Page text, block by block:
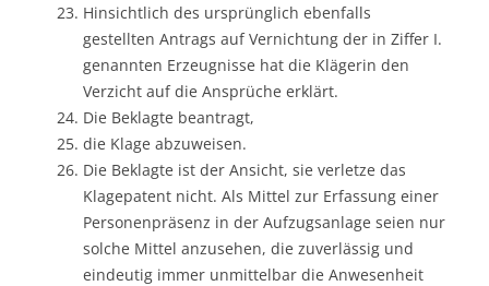
Hinsichtlich des ursprünglich ebenfalls
gestellten Antrags auf Vernichtung der in Ziffer I.
genannten Erzeugnisse hat die Klägerin den
Verzicht auf die Ansprüche erklärt.
Die Beklagte beantragt,
die Klage abzuweisen.
Die Beklagte ist der Ansicht, sie verletze das
Klagepatent nicht. Als Mittel zur Erfassung einer
Personenpräsenz in der Aufzugsanlage seien nur
solche Mittel anzusehen, die zuverlässig und
eindeutig immer unmittelbar die Anwesenheit